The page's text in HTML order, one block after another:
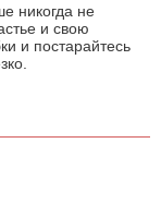
никогда не
и свою
и постарайтесь